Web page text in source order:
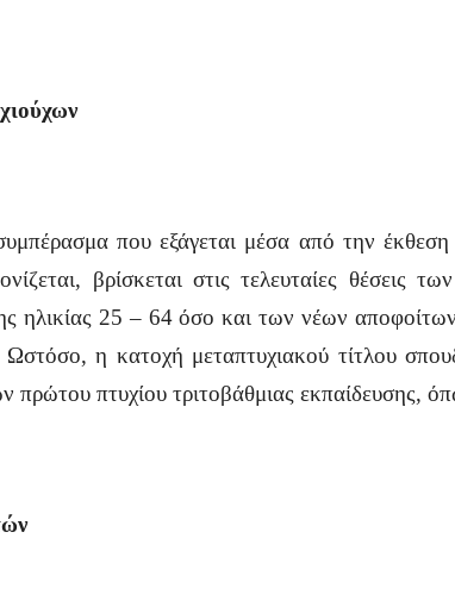
που εξάγεται μέσα από την
βρίσκεται στις τελευταίες
ηλικίας 25 – 64 όσο και των νέων
η κατοχή μεταπτυχιακού τίτλου
πρώτου πτυχίου τριτοβάθμιας εκπαίδευσης,